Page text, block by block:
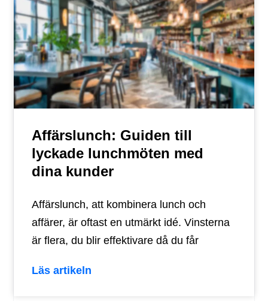
Affärslunch: Guiden till
lyckade lunchmöten med
dina kunder
Affärslunch, att kombinera lunch och
affärer, är oftast en utmärkt idé. Vinsterna
är flera, du blir effektivare då du får
Läs artikeln